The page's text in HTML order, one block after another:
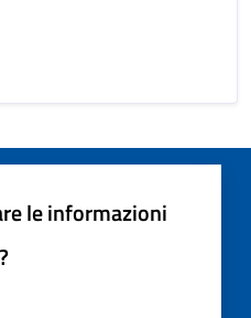
le informazioni